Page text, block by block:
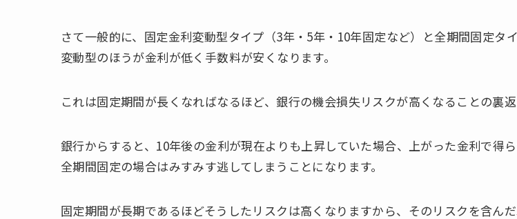
さて一般的に、固定金利変動型タイプ（3年・5年・10年固定など）と全期間固定タ
変動型のほうが金利が低く手数料が安くなります。
これは固定期間が長くなればなるほど、銀行の機会損失リスクが高くなることの裏返
銀行からすると、10年後の金利が現在よりも上昇していた場合、上がった金利で得
全期間固定の場合はみすみす逃してしまうことになります。
固定期間が長期であるほどそうしたリスクは高くなりますから、そのリスクを含ん